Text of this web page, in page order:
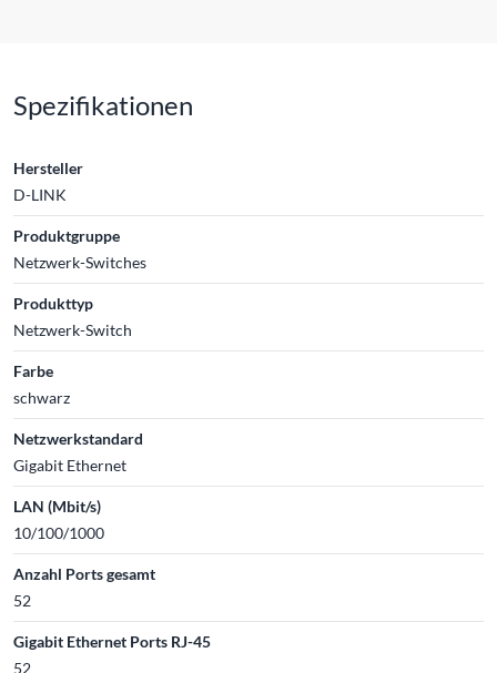
Spezifikationen
Hersteller
D-LINK
Produktgruppe
Netzwerk-Switches
Produkttyp
Netzwerk-Switch
Farbe
schwarz
Netzwerkstandard
Gigabit Ethernet
LAN (Mbit/s)
10/100/1000
Anzahl Ports gesamt
52
Gigabit Ethernet Ports RJ-45
52